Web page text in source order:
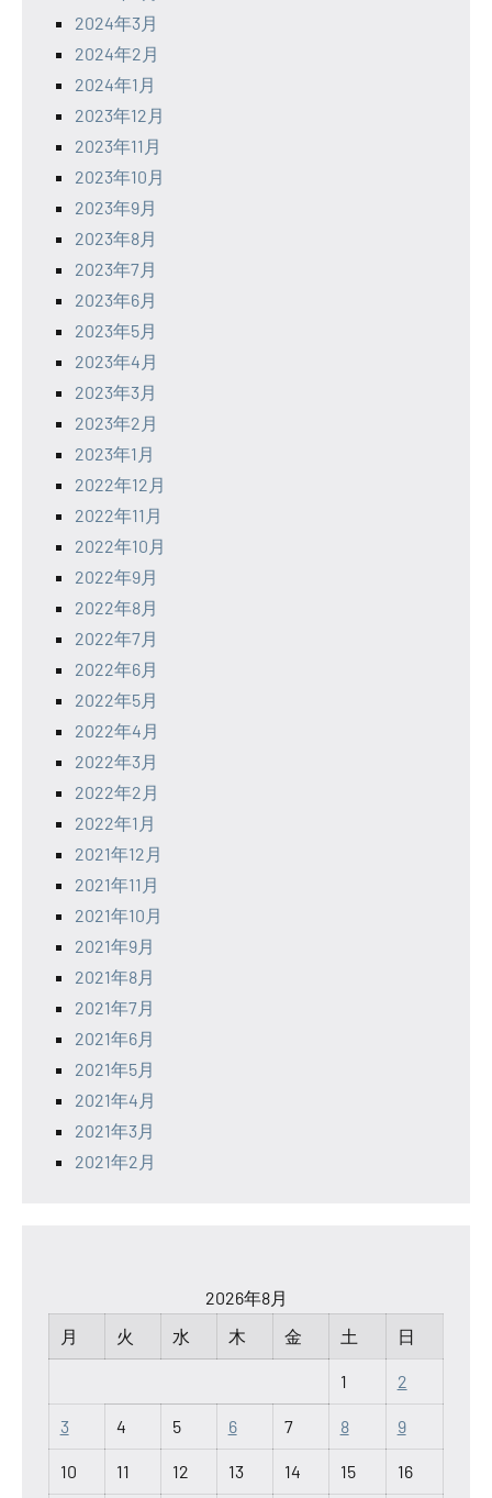
2024年3月
2024年2月
2024年1月
2023年12月
2023年11月
2023年10月
2023年9月
2023年8月
2023年7月
2023年6月
2023年5月
2023年4月
2023年3月
2023年2月
2023年1月
2022年12月
2022年11月
2022年10月
2022年9月
2022年8月
2022年7月
2022年6月
2022年5月
2022年4月
2022年3月
2022年2月
2022年1月
2021年12月
2021年11月
2021年10月
2021年9月
2021年8月
2021年7月
2021年6月
2021年5月
2021年4月
2021年3月
2021年2月
2026年8月
月
火 水 木 金 土 日
1 2
3 4 5 6 7 8 9
10 11 12 13 14 15 16